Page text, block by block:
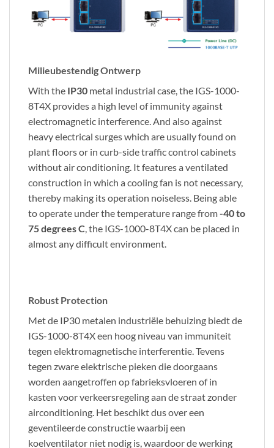
Milieubestendig Ontwerp
With the IP30 metal industrial case, the IGS-1000-
8T4X provides a high level of immunity against
electromagnetic interference. And also against
heavy electrical surges which are usually found on
plant floors or in curb-side traffic control cabinets
without air conditioning. It features a ventilated
construction in which a cooling fan is not necessary,
thereby making its operation noiseless. Being able
to operate under the temperature range from-40 to
75 degrees C, the IGS-1000-8T4X can be placed in
almost any difficult environment.
Robust Protection
Met de IP30 metalen industriële behuizing biedt de
IGS-1000-8T4X een hoog niveau van immuniteit
tegen elektromagnetische interferentie. Tevens
tegen zware elektrische pieken die doorgaans
worden aangetroffen op fabrieksvloeren of in
kasten voor verkeersregeling aan de straat zonder
airconditioning. Het beschikt dus over een
geventileerde constructie waarbij een
koelventilator niet nodig is, waardoor de werking